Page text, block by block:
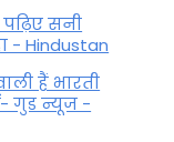
सनी
Hindustan
हैं भारती
गुड न्यूज -